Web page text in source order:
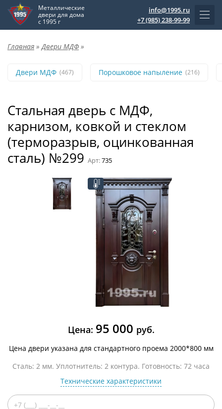
Металлические
двери для дома
с 1995 г
info@1995.ru
+7 (985) 238-99-99
Главная » Двери МДФ »
Двери МДФ (467) Порошковое напыление (216)
Стальная дверь с МДФ,
карнизом, ковкой и стеклом
(терморазрыв, оцинкованная
сталь) №299 Арт:735
Цена: 95 000 руб.
Цена двери указана для стандартного проема 2000*800 мм
Сталь: 2 мм. Уплотнитель: 2 контура. Готовность: 72 часа
Технические характеристики